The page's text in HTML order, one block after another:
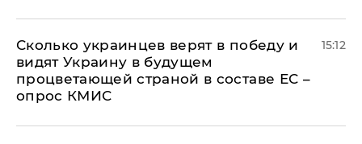
Сколько украинцев верят в победу и
видят Украину в будущем
процветающей страной в составе ЕС –
опрос КМИС
15:12